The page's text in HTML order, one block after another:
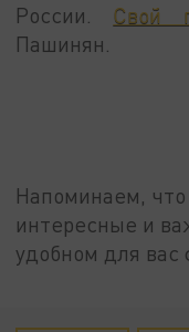
России. Свой
Пашинян.
Напоминаем,
интересные и
удобном для вас